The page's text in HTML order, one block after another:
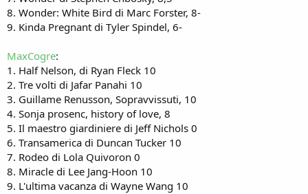
8. Wonder: White Bird di Marc Forster, 8-
9. Kinda Pregnant di Tyler Spindel, 6-
MaxCogre:
1. Half Nelson, di Ryan Fleck 10
2. Tre volti di Jafar Panahi 10
3. Guillame Renusson, Sopravvissuti, 10
4. Sonja prosenc, history of love, 8
5. Il maestro giardiniere di Jeff Nichols 0
6. Transamerica di Duncan Tucker 10
7. Rodeo di Lola Quivoron 0
8. Miracle di Lee Jang-Hoon 10
9. L'ultima vacanza di Wayne Wang 10